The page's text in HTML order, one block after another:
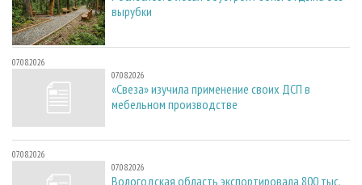
вырубки
07.08.2026
07.08.2026
«Свеза» изучила применение своих ДСП в
мебельном производстве
07.08.2026
07.08.2026
Вологодская область экспортировала 800 тыс.